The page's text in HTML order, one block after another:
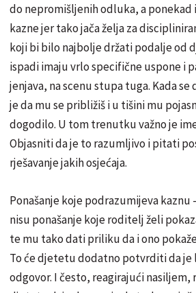
do nepromišljenih odluka, a ponekad
kazne jer tako jača želja za
koji bi bilo najbolje držati podalje od
ispadi imaju vrlo specifične uspone i
jenjava, na scenu stupa tuga. Kada
je da mu se približiš i u tišini mu
dogodilo. U tom trenutku važno je
Objasniti da je to razumljivo i pitati
rješavanje jakih osjećaja.
Ponašanje koje podrazumijeva kaznu
nisu ponašanje koje roditelj želi
te mu tako dati priliku da i ono
To će djetetu dodatno potvrditi da
odgovor. I često, reagirajući